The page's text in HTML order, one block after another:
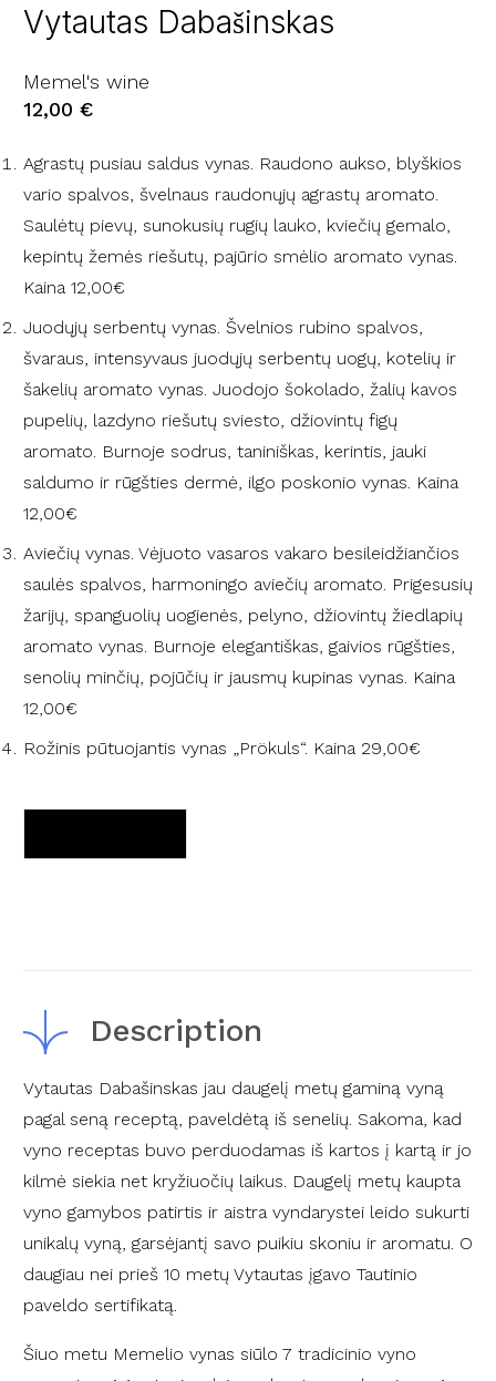
Vytautas Dabašinskas
Memel's wine
12,00 €
Agrastų pusiau saldus vynas. Raudono aukso, blyškios
vario spalvos, švelnaus raudonųjų agrastų aromato.
Saulėtų pievų, sunokusių rugių lauko, kviečių gemalo,
kepintų žemės riešutų, pajūrio smėlio aromato vynas.
Kaina 12,00€
Juodųjų serbentų vynas. Švelnios rubino spalvos,
švaraus, intensyvaus juodųjų serbentų uogų, kotelių ir
šakelių aromato vynas. Juodojo šokolado, žalių kavos
pupelių, lazdyno riešutų sviesto, džiovintų figų
aromato. Burnoje sodrus, taniniškas, kerintis, jauki
saldumo ir rūgšties dermė, ilgo poskonio vynas. Kaina
12,00€
Aviečių vynas. Vėjuoto vasaros vakaro besileidžiančios
saulės spalvos, harmoningo aviečių aromato. Prigesusių
žarijų, spanguolių uogienės, pelyno, džiovintų žiedlapių
aromato vynas. Burnoje elegantiškas, gaivios rūgšties,
senolių minčių, pojūčių ir jausmų kupinas vynas. Kaina
12,00€
Rožinis pūtuojantis vynas „Prökuls“. Kaina 29,00€
Description
Vytautas Dabašinskas jau daugelį metų gaminą vyną
pagal seną receptą, paveldėtą iš senelių. Sakoma, kad
vyno receptas buvo perduodamas iš kartos į kartą ir jo
kilmė siekia net kryžiuočių laikus. Daugelį metų kaupta
vyno gamybos patirtis ir aistra vyndarystei leido sukurti
unikalų vyną, garsėjantį savo puikiu skoniu ir aromatu. O
daugiau nei prieš 10 metų Vytautas įgavo Tautinio
paveldo sertifikatą.
Šiuo metu Memelio vynas siūlo 7 tradicinio vyno